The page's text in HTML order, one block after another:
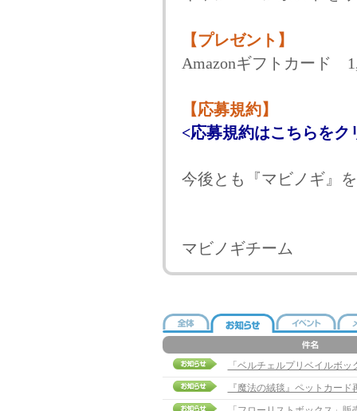
【プレゼント】
Amazonギフトカード
【応募規約】
<応募規約はこちらをク
今後とも『マビノギ』
マビノギチーム
「ベルチェルプリベイルボ
『魔法の絨毯』ペットカー